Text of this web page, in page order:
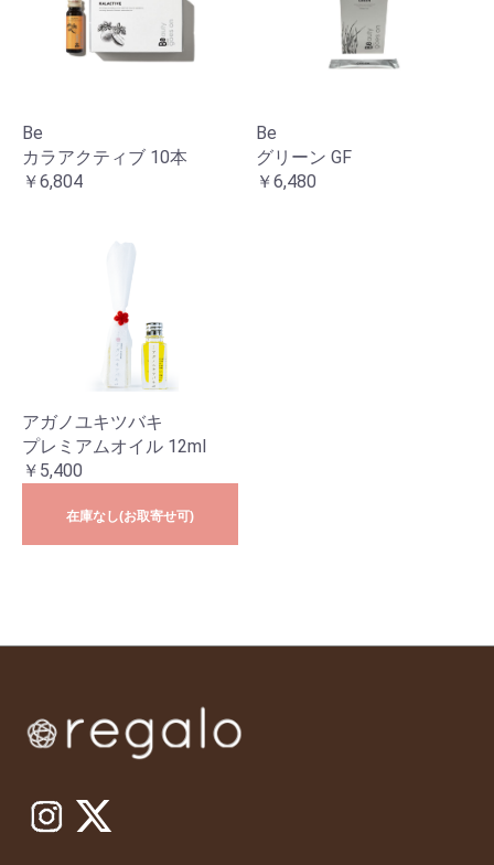
Be
カラアクティブ 10本
￥6,804
Be
グリーン GF
￥6,480
アガノユキツバキ
プレミアムオイル 12ml
￥5,400
在庫なし(お取寄せ可)